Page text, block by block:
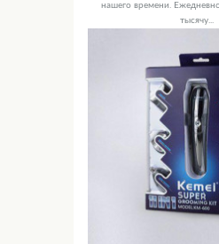
нашего времени.
тысячу...